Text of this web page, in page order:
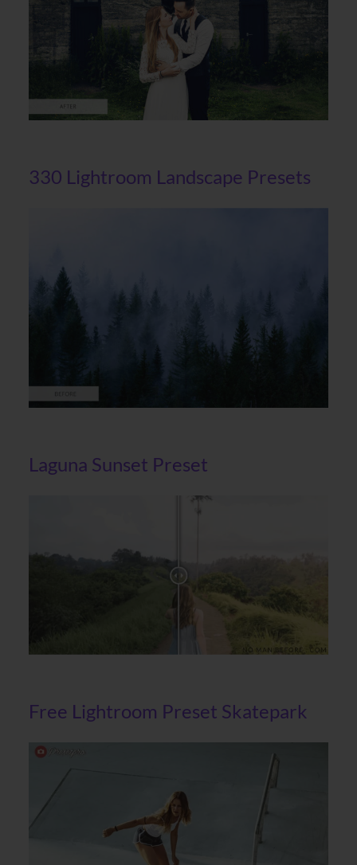
330 Lightroom Landscape Presets
Laguna Sunset Preset
Free Lightroom Preset Skatepark